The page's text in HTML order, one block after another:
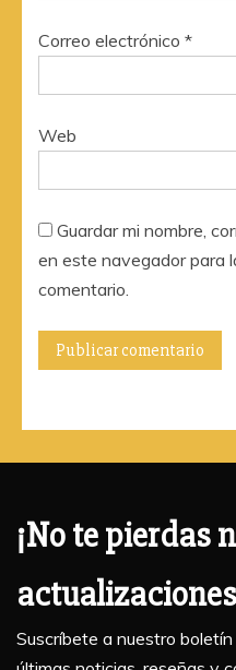
Correo electrónico *
Web
Guardar mi nombre,
en este navegador para
comentario.
¡No te pierdas
Suscríbete a nuestro